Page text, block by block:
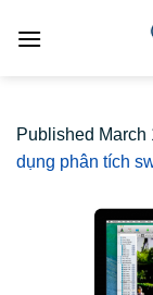
Published March
dụng phân tích